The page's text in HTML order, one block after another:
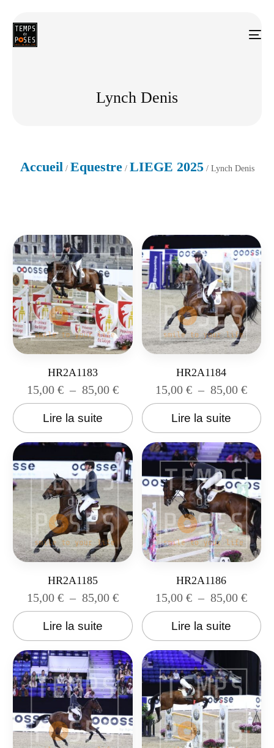
Lynch Denis
Accueil / Equestre/ LIEGE 2025/ Lynch Denis
HR2A1183
15,00 € – 85,00 €
Lire la suite
HR2A1184
15,00€ – 85,00€
Lire la suite
HR2A1185
15,00 € – 85,00 €
Lire la suite
HR2A1186
15,00€ – 85,00€
Lire la suite